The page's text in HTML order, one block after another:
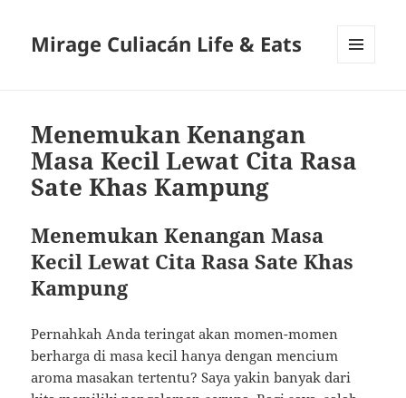
Mirage Culiacán Life & Eats
Menemukan Kenangan
Masa Kecil Lewat Cita Rasa
Sate Khas Kampung
Menemukan Kenangan Masa
Kecil Lewat Cita Rasa Sate Khas
Kampung
Pernahkah Anda teringat akan momen-momen
berharga di masa kecil hanya dengan mencium
aroma masakan tertentu? Saya yakin banyak dari